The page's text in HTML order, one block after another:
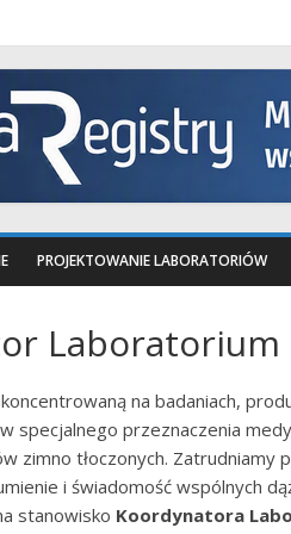
PROJEKTOWANIE LABORATORIÓW
Laboratorium
na badaniach,
specjalnego przeznaczenia
zimno tłoczonych. Zatrudniamy
i świadomość wspólnych
stanowisko Koordynatora